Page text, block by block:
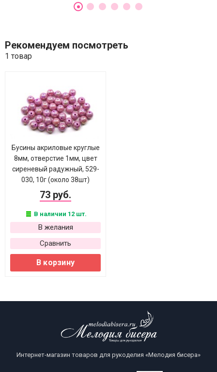
Рекомендуем посмотреть
1 товар
Бусины акриловые круглые
8мм, отверстие 1мм, цвет
сиреневый радужный, 529-
030, 10г (около 38шт)
73 руб.
В наличии 12 шт.
В желания
Сравнить
В корзину
Интернет-магазин товаров для рукоделия «Мелодия бисера»